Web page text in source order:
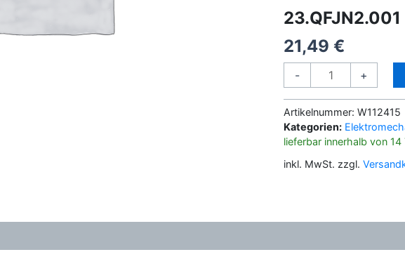
23.QFJN2.001
21,49 €
-
23.QFJN2.001
LÜFTER
FÜR
CPU
Menge
+
Artikelnummer: W112415
Kategorien:
lieferbar innerhalb von 14
inkl. MwSt. zzgl.